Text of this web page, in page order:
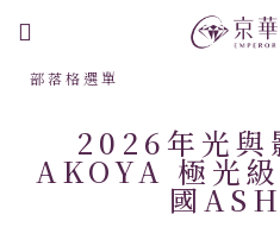
導
2026年光與
AKOYA 極光
國
部落格選單